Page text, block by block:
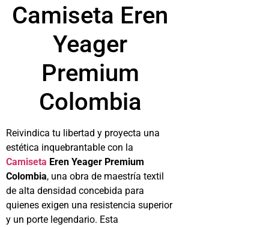
Camiseta Eren
Yeager
Premium
Colombia
Reivindica tu libertad y proyecta una
estética inquebrantable con la
Camiseta Eren Yeager Premium
Colombia, una obra de maestría textil
de alta densidad concebida para
quienes exigen una resistencia superior
y un porte legendario. Esta